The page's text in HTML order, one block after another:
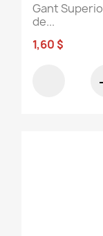
Gant
de...
1,60 $